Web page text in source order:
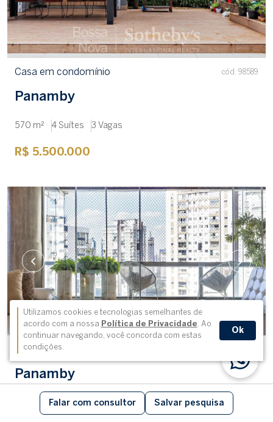
Utilizamos cookies e tecnologias semelhantes de
acordo com a nossa Política de Privacidade. Ao
continuar navegando, você concorda com estas
condições.
Ok
Casa em condomínio cód. 98589
Panamby
570 m² 4 Suítes 3 Vagas
R$ 5.500.000
Apartamento
Panamby
4 Suítes 5 Vagas
Falar com consultor Salvar pesquisa